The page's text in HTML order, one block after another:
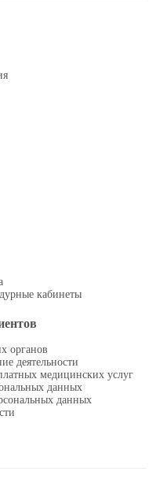
кабинеты
органов
деятельности
медицинских услуг
данных
данных